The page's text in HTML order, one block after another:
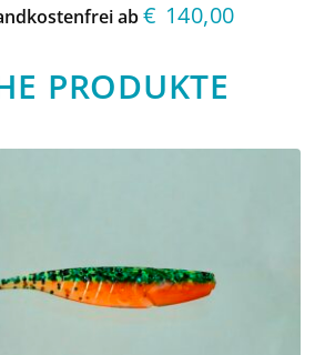
ab€ 140,00
PRODUKTE